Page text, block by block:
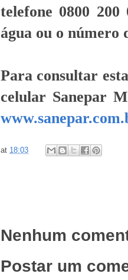
telefone 0800
água ou o número
Para consultar
celular Sanepar
at 18:03
Nenhum
Postar um